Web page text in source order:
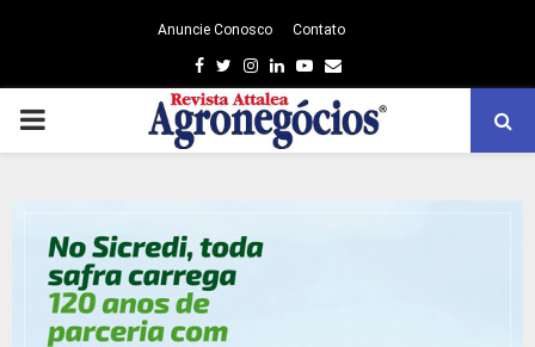
Anuncie Conosco Contato
Facebook
TwitterInstagram
LinkedinYoutube
Email
PRIMARY